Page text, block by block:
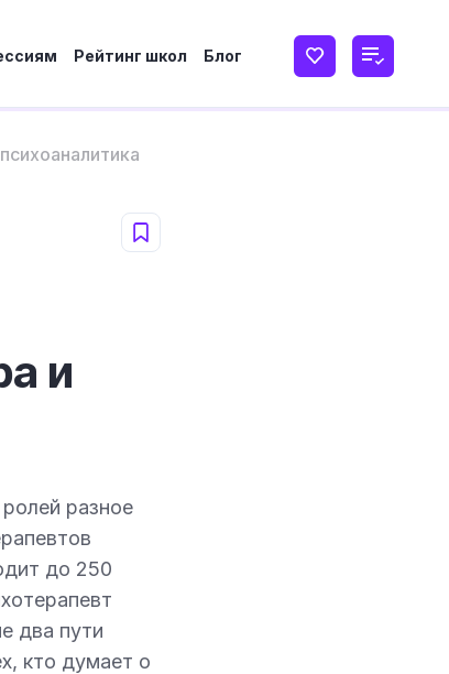
Рейтинг школ Блог
и
разное
до 250
два пути
кто думает о